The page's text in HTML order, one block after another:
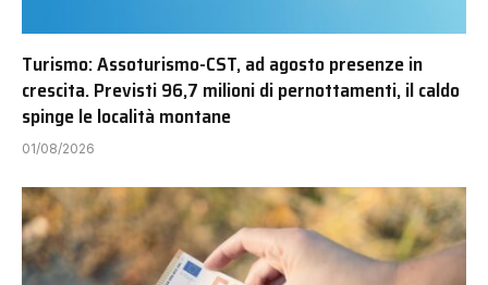
Turismo: Assoturismo-CST, ad agosto presenze in
crescita. Previsti 96,7 milioni di pernottamenti, il caldo
spinge le località montane
01/08/2026